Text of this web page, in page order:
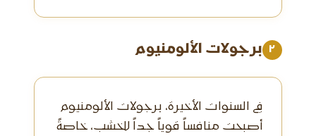
٢ برجولات الألومنيوم
في السنوات الأخيرة، برجولات الألومنيوم
أصبحت منافساً قوياً جداً للخشب، خاصةً